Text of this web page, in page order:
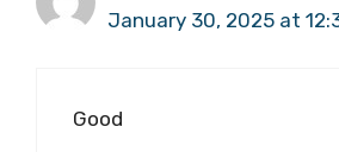
January 30, 2025 at
Good